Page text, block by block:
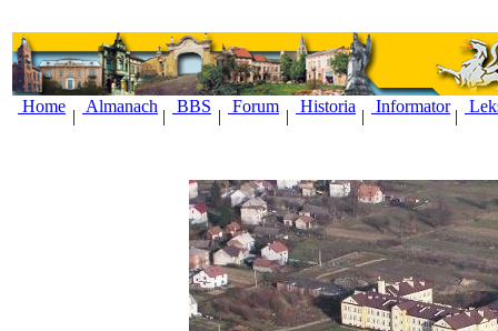
Home
|
Almanach
|
BBS
|
Forum
|
Historia
|
Informator
|